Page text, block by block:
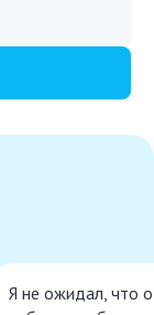
Я не ожидал, что